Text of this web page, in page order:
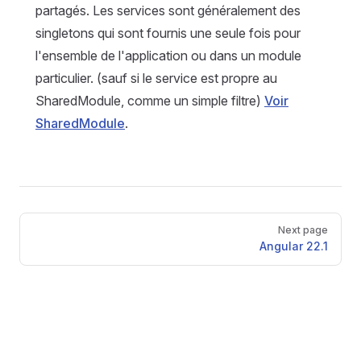
partagés. Les services sont généralement des
singletons qui sont fournis une seule fois pour
l'ensemble de l'application ou dans un module
particulier. (sauf si le service est propre au
SharedModule, comme un simple filtre) Voir
SharedModule.
Pager
Next page
Angular 22.1